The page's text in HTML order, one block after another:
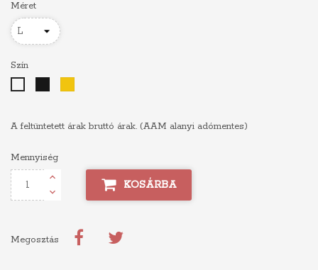
Méret
Szín
A feltüntetett árak bruttó árak. (AAM alanyi adómentes)
Mennyiség
KOSÁRBA
Megosztás